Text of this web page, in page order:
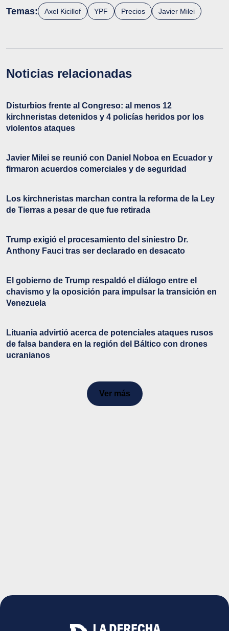
Temas: Axel Kicillof YPF Precios Javier Milei
Noticias relacionadas
Disturbios frente al Congreso: al menos 12
kirchneristas detenidos y 4 policías heridos por los
violentos ataques
Javier Milei se reunió con Daniel Noboa en Ecuador y
firmaron acuerdos comerciales y de seguridad
Los kirchneristas marchan contra la reforma de la Ley
de Tierras a pesar de que fue retirada
Trump exigió el procesamiento del siniestro Dr.
Anthony Fauci tras ser declarado en desacato
El gobierno de Trump respaldó el diálogo entre el
chavismo y la oposición para impulsar la transición en
Venezuela
Lituania advirtió acerca de potenciales ataques rusos
de falsa bandera en la región del Báltico con drones
ucranianos
Ver más